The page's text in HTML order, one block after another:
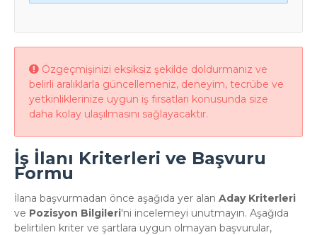
Özgeçmişinizi eksiksiz şekilde doldurmanız ve
belirli aralıklarla güncellemeniz, deneyim, tecrübe ve
yetkinliklerinize uygun iş fırsatları konusunda size
daha kolay ulaşılmasını sağlayacaktır.
İş İlanı Kriterleri ve Başvuru
Formu
İlana başvurmadan önce aşağıda yer alan Aday Kriterleri
ve Pozisyon Bilgileri'ni incelemeyi unutmayın. Aşağıda
belirtilen kriter ve şartlara uygun olmayan başvurular,